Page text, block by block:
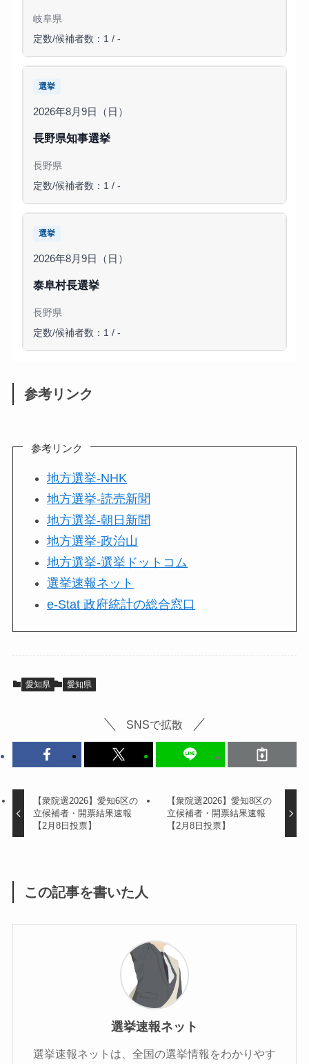
岐阜県
定数/候補者数：1 / -
選挙
2026年8月9日（日）
長野県知事選挙
長野県
定数/候補者数：1 / -
選挙
2026年8月9日（日）
泰阜村長選挙
長野県
定数/候補者数：1 / -
参考リンク
参考リンク
地方選挙-NHK
地方選挙-読売新聞
地方選挙-朝日新聞
地方選挙-政治山
地方選挙-選挙ドットコム
選挙速報ネット
e-Stat 政府統計の総合窓口
愛知県 愛知県
SNSで拡散
【衆院選2026】愛知6区の
立候補者・開票結果速報
【2月8日投票】
【衆院選2026】愛知8区の
立候補者・開票結果速報
【2月8日投票】
この記事を書いた人
選挙速報ネット
選挙速報ネットは、全国の選挙情報をわかりやす